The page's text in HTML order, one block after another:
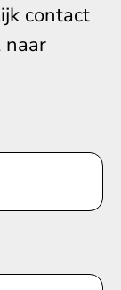
contact
naar